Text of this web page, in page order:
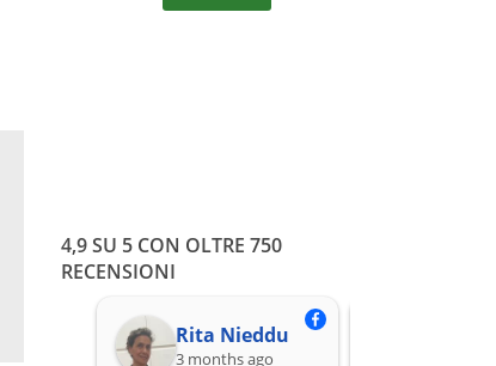
4,9 SU 5 CON OLTRE 750
RECENSIONI
Rita Nieddu
3 months ago